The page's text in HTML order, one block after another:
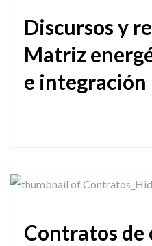
Discursos y
Matriz
e integración
Contratos de